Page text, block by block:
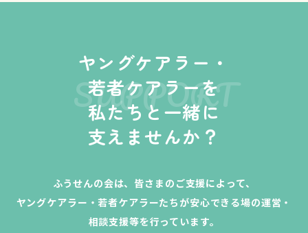
ヤングケアラー・
若者ケアラーを
私たちと一緒に
支えませんか？
SUPPORT
ふうせんの会は、皆さまのご支援によって、
ヤングケアラー・若者ケアラーたちが安心できる場の運営・
相談支援等を行っています。